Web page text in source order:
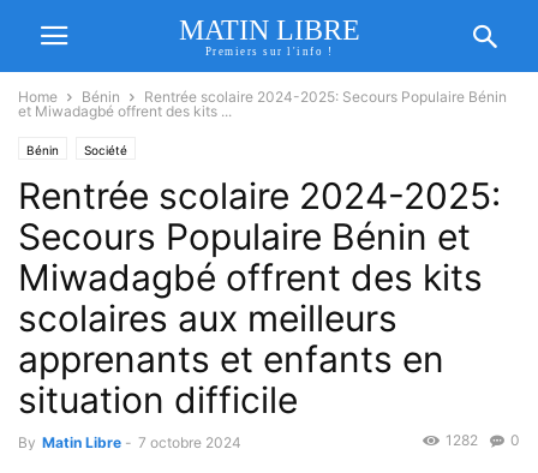
MATIN LIBRE
Premiers sur l'info !
Home Bénin
Rentrée scolaire 2024-2025: Secours Populaire Bénin
et Miwadagbé offrent des kits ...
Bénin Société
Rentrée scolaire 2024-2025:
Secours Populaire Bénin et
Miwadagbé offrent des kits
scolaires aux meilleurs
apprenants et enfants en
situation difficile
By Matin Libre - 7 octobre 2024 0
1282